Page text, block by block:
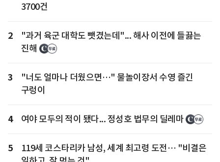
3700건
2
"과거 육군 대학도 뺏겼는데"... 해사 이전에 들끓는
진해
3
"너도 얼마나 더웠으면…" 물놀이장서 수영 즐긴
구렁이
4 여야 모두의 적이 됐다... 정성호 법무의 딜레마
5
119세 코스타리카 남성, 세계 최고령 도전… "비결은